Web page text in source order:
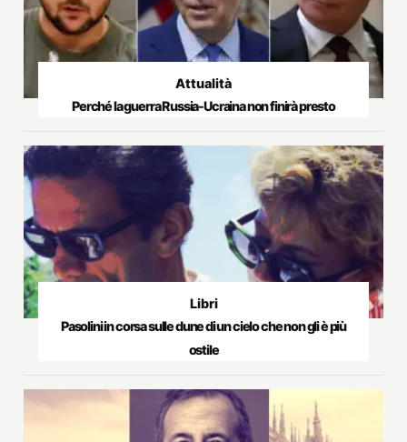
Attualità
Perché la guerra Russia-Ucraina non finirà presto
Libri
Pasolini in corsa sulle dune di un cielo che non gli è più
ostile